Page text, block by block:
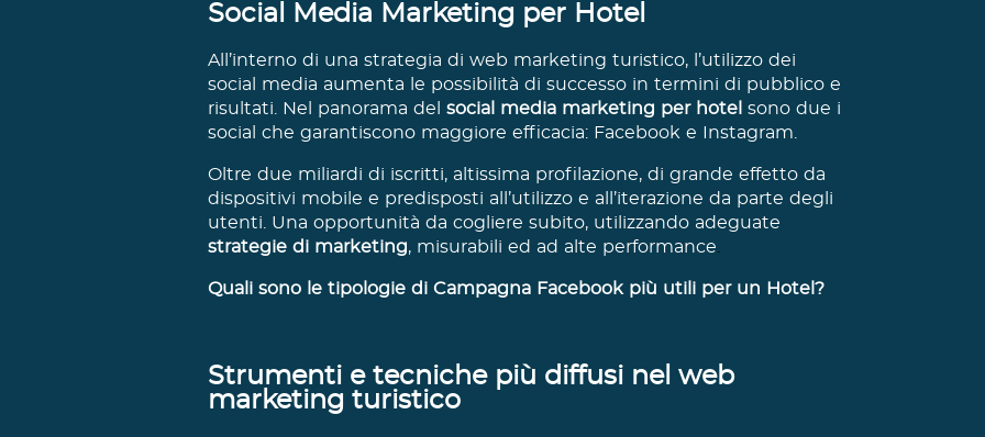
Social Media Marketing per Hotel
All’interno di una strategia di web marketing turistico, l’utilizzo dei
social media aumenta le possibilità di successo in termini di pubblico e
risultati. Nel panorama del
social media marketing per hotel sono due i
social che garantiscono maggiore efficacia: Facebook e Instagram.
Oltre due miliardi di iscritti, altissima profilazione, di grande effetto da
dispositivi mobile e predisposti all’utilizzo e all’iterazione da parte degli
utenti. Una opportunità da cogliere subito, utilizzando adeguate
strategie di marketing, misurabili ed ad alte performance
Quali sono le tipologie di Campagna Facebook più utili per un Hotel?
Strumenti e tecniche più diffusi nel web
marketing turistico